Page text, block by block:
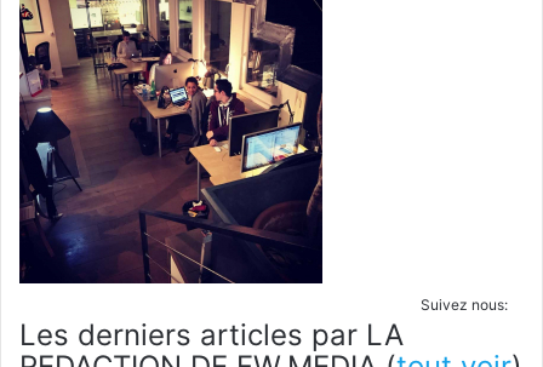
Suivez nous:
Les derniers articles par LA